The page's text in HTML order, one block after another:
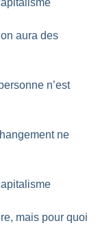
aura des
n’est
ne
mais pour quoi